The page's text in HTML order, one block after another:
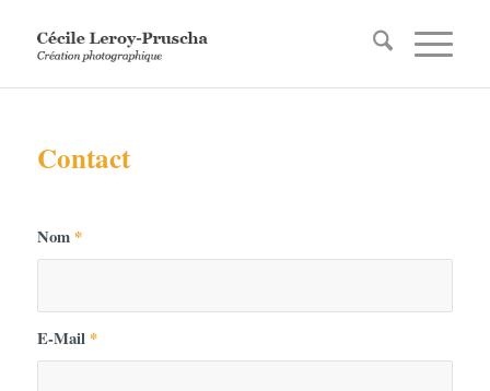
Contact
Nom *
E-Mail *